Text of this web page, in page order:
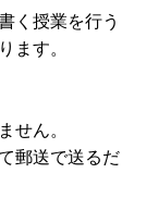
く授業を行う
ます。
ん。
郵送で送るだ